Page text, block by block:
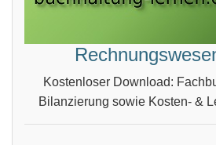
Kostenloser Download:
Bilanzierung sowie Kosten- &